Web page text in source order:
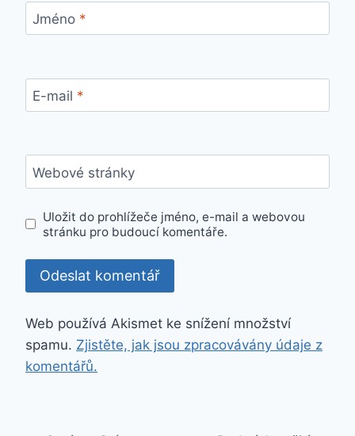
Jméno *
E-mail *
Webové stránky
Uložit do prohlížeče jméno, e-mail a webovou
stránku pro budoucí komentáře.
Web používá Akismet ke snížení množství
spamu. Zjistěte, jak jsou zpracovávány údaje z
komentářů.